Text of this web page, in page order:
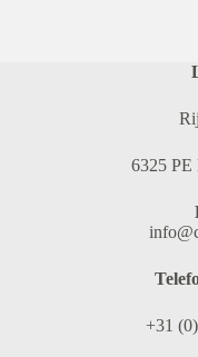
6325 PE
+31